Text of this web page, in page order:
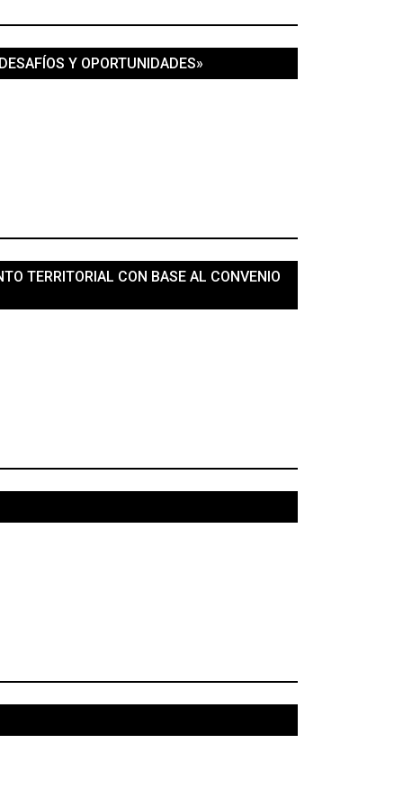
Y OPORTUNIDADES»
TERRITORIAL CON BASE AL CONVENIO